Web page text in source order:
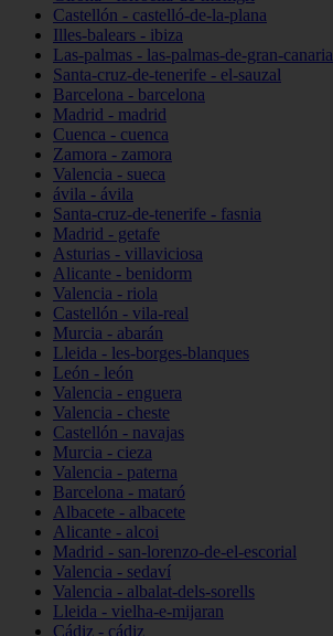
Castellón - castelló-de-la-plana
Illes-balears - ibiza
Las-palmas - las-palmas-de-gran-canaria
Santa-cruz-de-tenerife - el-sauzal
Barcelona - barcelona
Madrid - madrid
Cuenca - cuenca
Zamora - zamora
Valencia - sueca
ávila - ávila
Santa-cruz-de-tenerife - fasnia
Madrid - getafe
Asturias - villaviciosa
Alicante - benidorm
Valencia - riola
Castellón - vila-real
Murcia - abarán
Lleida - les-borges-blanques
León - león
Valencia - enguera
Valencia - cheste
Castellón - navajas
Murcia - cieza
Valencia - paterna
Barcelona - mataró
Albacete - albacete
Alicante - alcoi
Madrid - san-lorenzo-de-el-escorial
Valencia - sedaví
Valencia - albalat-dels-sorells
Lleida - vielha-e-mijaran
Cádiz - cádiz